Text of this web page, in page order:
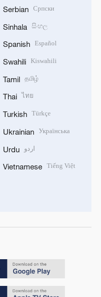
Serbian Српски
Sinhala සිංහල
Spanish Español
Swahili Kiswahili
Tamil தமிழ்
Thai ไทย
Turkish Türkçe
Ukrainian Українська
Urdu اردو
Vietnamese Tiếng Việt